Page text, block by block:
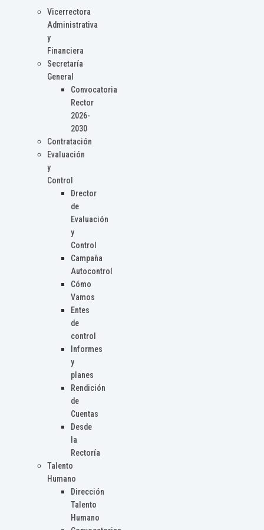
Vicerrectora
Administrativa
y
Financiera
Secretaría
General
Convocatoria
Rector
2026-
2030
Contratación
Evaluación
y
Control
Drector
de
Evaluación
y
Control
Campaña
Autocontrol
Cómo
Vamos
Entes
de
control
Informes
y
planes
Rendición
de
Cuentas
Desde
la
Rectoría
Talento
Humano
Dirección
Talento
Humano